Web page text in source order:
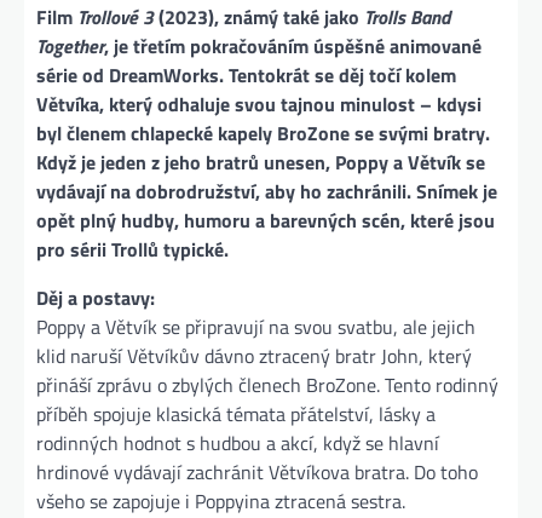
Film Trollové 3(2023), známý také jako Trolls Band
Together, je třetím pokračováním úspěšné animované
série od DreamWorks. Tentokrát se děj točí kolem
Větvíka, který odhaluje svou tajnou minulost – kdysi
byl členem chlapecké kapely BroZone se svými bratry.
Když je jeden z jeho bratrů unesen, Poppy a Větvík se
vydávají na dobrodružství, aby ho zachránili. Snímek je
opět plný hudby, humoru a barevných scén, které jsou
pro sérii Trollů typické​.
Děj a postavy:
Poppy a Větvík se připravují na svou svatbu, ale jejich
klid naruší Větvíkův dávno ztracený bratr John, který
přináší zprávu o zbylých členech BroZone. Tento rodinný
příběh spojuje klasická témata přátelství, lásky a
rodinných hodnot s hudbou a akcí, když se hlavní
hrdinové vydávají zachránit Větvíkova bratra. Do toho
všeho se zapojuje i Poppyina ztracená sestra​.